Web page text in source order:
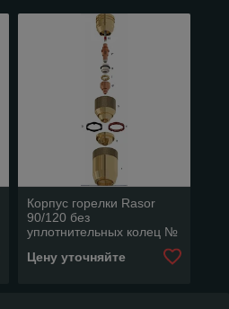
Корпус горелки Rasor
90/120 без
уплотнительных колец №
Цену уточняйте